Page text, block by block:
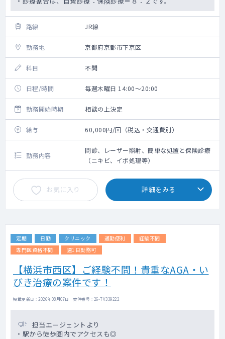
路線 JR線
勤務地 京都府京都市下京区
科目 不問
日程/時間 毎週木曜日 14:00～20:00
勤務開始時期 相談の上決定
給与 60,000円/回（税込・交通費別）
勤務内容
問診、レーザー照射、簡単な処置と保険診療
（ニキビ、イボ処理等）
お気に入り 詳細をみる
定期 日勤 クリニック 通勤便利
経験不問
専門医資格不問
週1日勤務可
【横浜市西区】ご経験不問！貴重なAGA・い
びき治療の案件です！
掲載更新日 : 2026年08月07日 案件番号 : 26-TV339222
担当エージェントより
・駅から徒歩圏内でアクセスも◎